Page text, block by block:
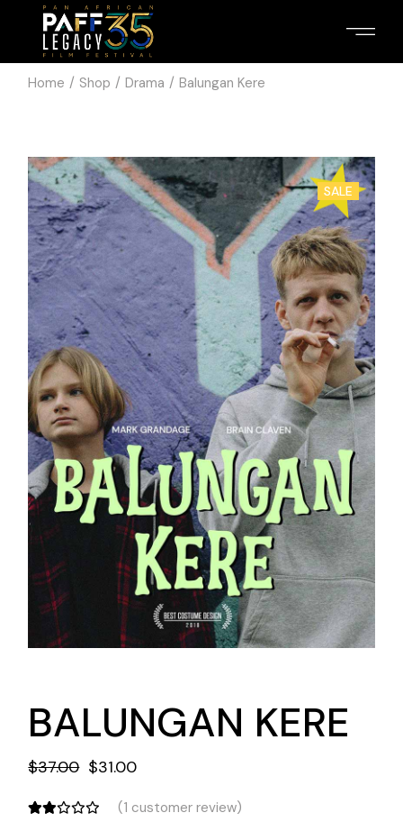
Home Shop Drama Balungan Kere
SALE
BALUNGAN KERE
$37.00 $31.00
(1 customer review)